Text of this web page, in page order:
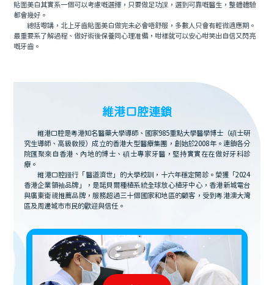
貼面美白其實系一個可以考慮嘅選擇，只要做足功課，選到可靠嘅醫生，整體體驗
都會幾好。
總括嚟講，北上牙齒貼面美白做完未必會唔舒服，多數人只會有輕微適應期。
最重要系了解過程、做好術後保養同心理准備，咁樣就可以安心咁笑出自信又閃亮
嘅牙齒。
維港口腔連鎖
維港口腔是粵港知名醫藥大學導師、國家985重點大學醫學博士（碩士研
究生導師、高級教授）成立的香港大型醫療集團，創始於2008年。連鎖各分
院匯聚來自香港、內地的博士、碩士專家牙醫，堅持實實在在做好牙科診
療。
維港口腔踐行「醫道濟世」的大學校訓，十六年穩定開診。榮獲「2024
香港企業領袖品牌」，是諾貝爾種植系統全球放心植牙中心，香港新城電台
與廣東衛視推薦品牌，服務超過三十個國家和地區的顧客，受到粵港澳大灣
區及周邊城市市民的歡迎與信任。